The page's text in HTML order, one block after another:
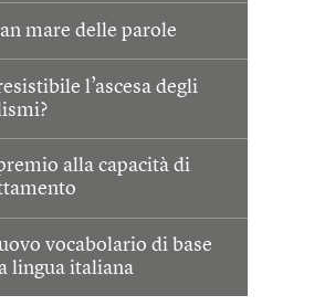
mare delle parole
l’ascesa degli
alla capacità di
vocabolario di base
lingua italiana